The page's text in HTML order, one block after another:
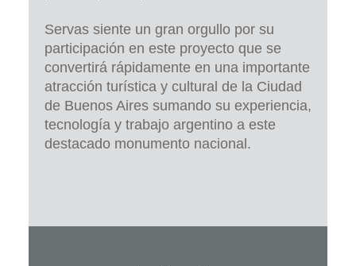
Servas siente un gran orgullo por su
participación en este proyecto que se
convertirá rápidamente en una importante
atracción turística y cultural de la Ciudad
de Buenos Aires sumando su experiencia,
tecnología y trabajo argentino a este
destacado monumento nacional.